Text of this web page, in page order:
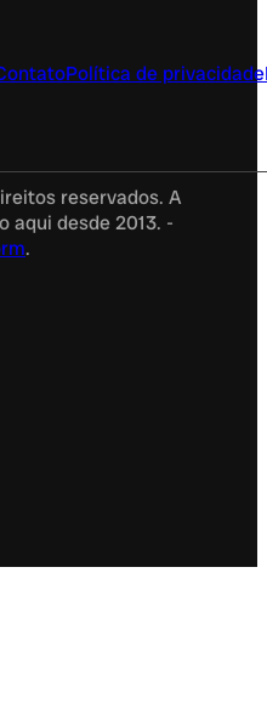
Política de privacidade
reservados. A
aqui desde 2013. -
.